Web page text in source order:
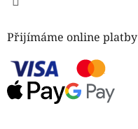
Přijímáme online platby